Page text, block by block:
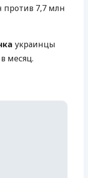
против 7,7 млн
украинцы
месяц.